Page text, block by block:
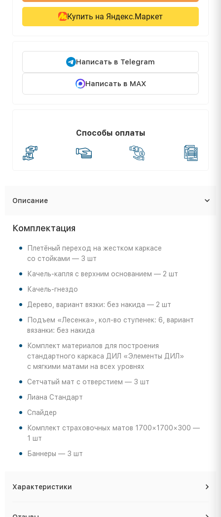
Купить на Яндекс.Маркет
Написать в Telegram
Написать в MAX
Способы оплаты
Описание
Комплектация
Плетёный переход на жестком каркасе
со стойками — 3 шт
Качель-капля с верхним основанием — 2 шт
Качель-гнездо
Дерево, вариант вязки: без накида — 2 шт
Подъем «Лесенка», кол-во ступенек: 6, вариант
вязанки: без накида
Комплект материалов для построения
стандартного каркаса ДИЛ «Элементы ДИЛ»
с мягкими матами на всех уровнях
Сетчатый мат с отверстием — 3 шт
Лиана Стандарт
Спайдер
Комплект страховочных матов 1700×1700×300 —
1 шт
Баннеры — 3 шт
Характеристики